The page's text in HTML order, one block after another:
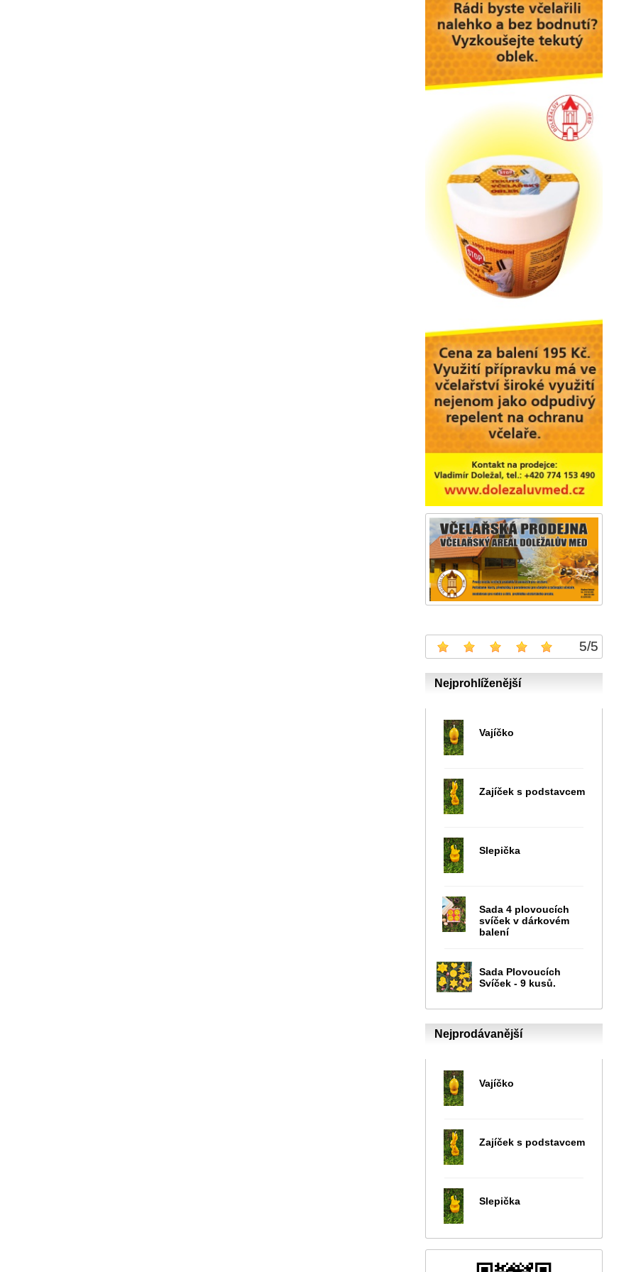
5/5
Nejprohlíženější
Vajíčko
Zajíček s podstavcem
Slepička
Sada 4 plovoucích
svíček v dárkovém
balení
Sada Plovoucích
Svíček - 9 kusů.
Nejprodávanější
Vajíčko
Zajíček s podstavcem
Slepička